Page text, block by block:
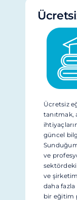
Ücretsiz
tanıtmak,
güncel
ve
ve
daha
bir eğitim